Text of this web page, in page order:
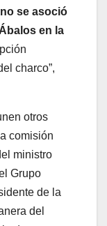
se asoció
en la
charco”,
otros
comisión
ministro
Grupo
de la
del